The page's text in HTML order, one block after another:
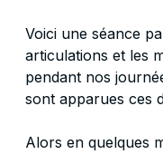
Voici une séance
articulations et les
pendant nos
sont apparues ces
Alors en quelques